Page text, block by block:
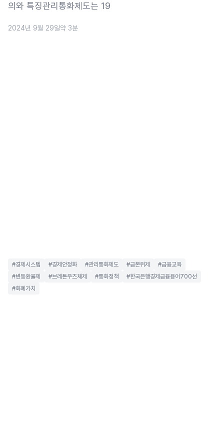
의와 특징관리통화제도는 19
2024년 9월 29일약 3분
#경제시스템 #경제안정화 #관리통화제도 #금본위제
#금융교육
#변동환율제
#브레튼우즈체제 #통화정책
#한국은행경제금융용어700선
#화폐가치